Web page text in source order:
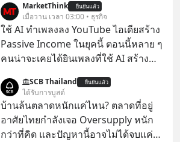
MarketThink ยืนยันแล้ว
เมื่อวาน เวลา 03:00 • ธุรกิจ
ใช้ AI ทำเพลงลง YouTube ไอเดียสร้าง
Passive Income ในยุคนี้ ตอนนี้หลาย ๆ
คนน่าจะเคยได้ยินเพลงที่ใช้ AI สร้าง
รู้ตัวเรา” จากช่องชื่อว่า UNHEARD
MUSIC ที่ตอนนี้มียอดรับชมกว่า 26
ล้านครั้งแล้ว
SCB Thailand ยืนยันแล้ว
ได้รับการบูสต์
บ้านล้นตลาดหนักแค่ไหน? ตลาดที่อยู่
อาศัยไทยกำลังเจอ Oversupply หนัก
กว่าที่คิด และปัญหานี้อาจไม่ได้จบแค่